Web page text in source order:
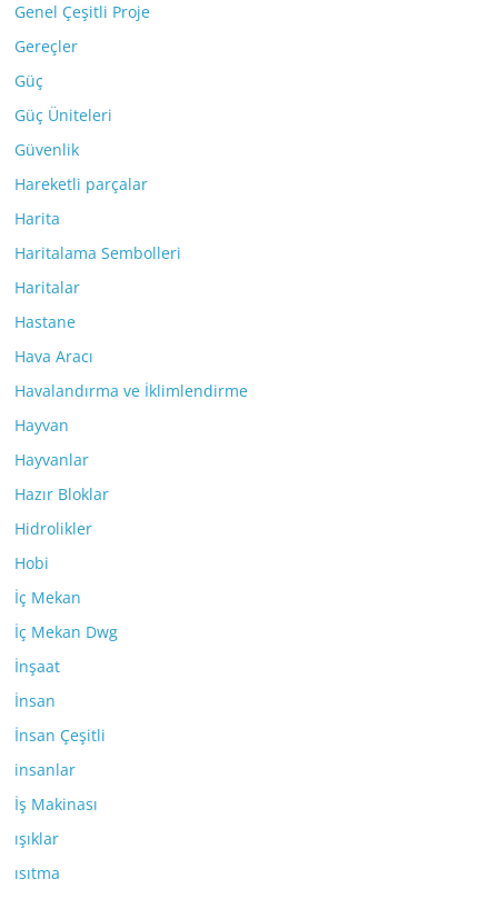
Genel Çeşitli Proje
Gereçler
Güç
Güç Üniteleri
Güvenlik
Hareketli parçalar
Harita
Haritalama Sembolleri
Haritalar
Hastane
Hava Aracı
Havalandırma ve İklimlendirme
Hayvan
Hayvanlar
Hazır Bloklar
Hidrolikler
Hobi
İç Mekan
İç Mekan Dwg
İnşaat
İnsan
İnsan Çeşitli
insanlar
İş Makinası
ışıklar
ısıtma